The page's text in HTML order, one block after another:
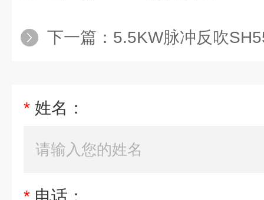
下一篇： 5.5KW脉冲反吹SH5500智能制
* 姓名：
* 电话：